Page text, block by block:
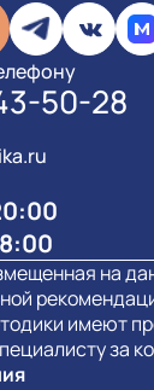
50-28
на
имеют
за